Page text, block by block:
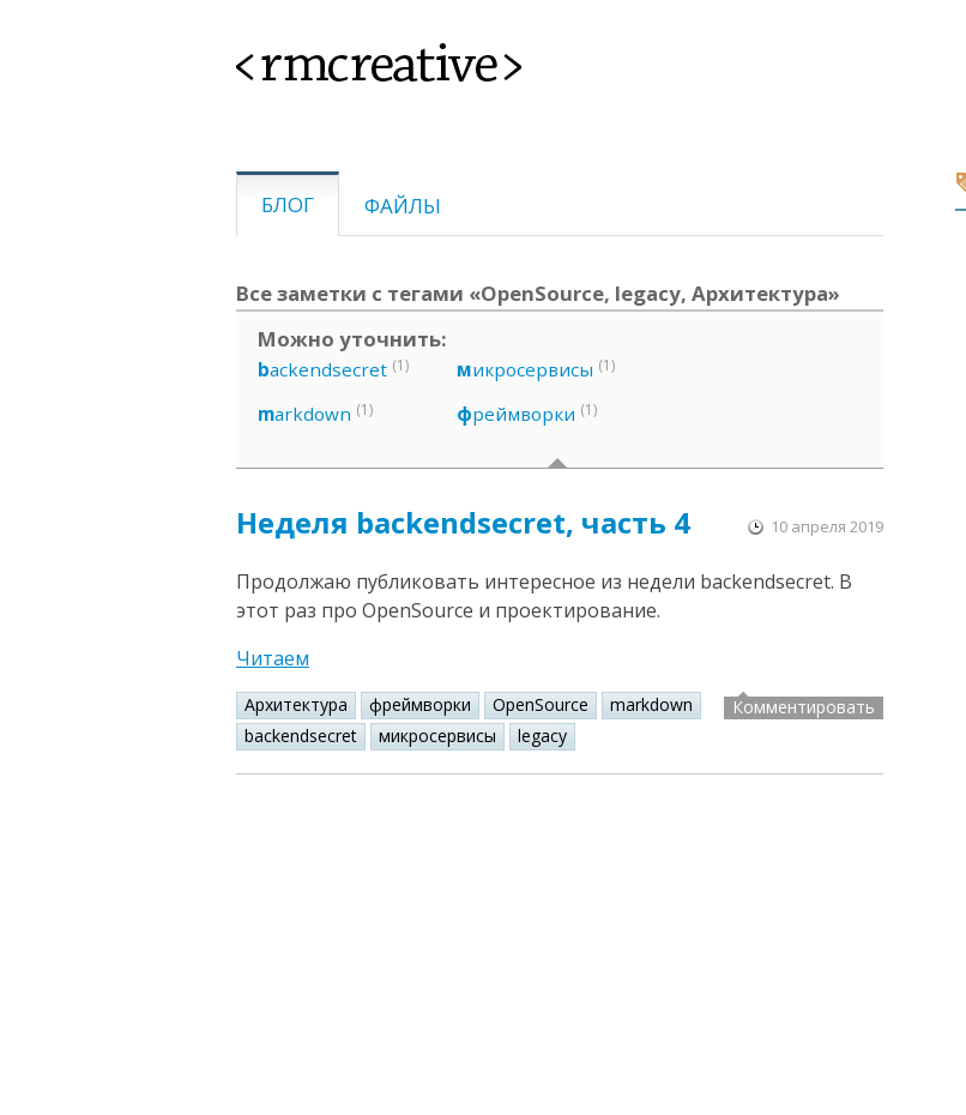
<rmcreative>
БЛОГ ФАЙЛЫ
Все заметки с тегами «OpenSource, legacy, Архитектура»
Можно уточнить:
backendsecret (1)
markdown (1)
микросервисы (1)
фреймворки (1)
Неделя backendsecret, часть 4 10 апреля 2019
Продолжаю публиковать интересное из недели backendsecret. В
этот раз про OpenSource и проектирование.
Читаем
Архитектура фреймворки OpenSource
markdown
backendsecret
микросервисы legacy
Комментировать